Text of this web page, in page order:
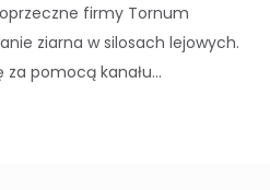
firmy Tornum
ziarna w silosach lejowych.
pomocą kanału...